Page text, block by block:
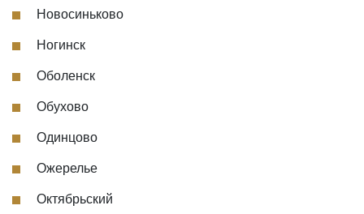
Новосиньково
Ногинск
Оболенск
Обухово
Одинцово
Ожерелье
Октябрьский